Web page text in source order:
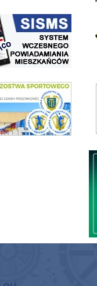
wczesnego ostrzegania